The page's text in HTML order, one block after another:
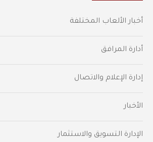
أخبار الألعاب المختلفة
أدارة المرافق
إدارة الإعلام والاتصال
الأخبار
الإدارة التسويق والاستثمار